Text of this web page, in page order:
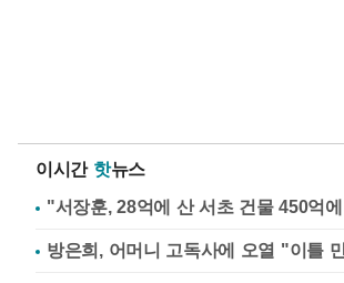
이시간 핫뉴스
"서장훈, 28억에 산 서초 건물 450억
방은희, 어머니 고독사에 오열 "이틀